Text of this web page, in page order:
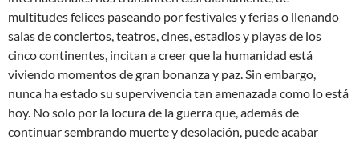
multitudes felices paseando por festivales y ferias o llenando
salas de conciertos, teatros, cines, estadios y playas de los
cinco continentes, incitan a creer que la humanidad está
viviendo momentos de gran bonanza y paz. Sin embargo,
nunca ha estado su supervivencia tan amenazada como lo está
hoy. No solo por la locura de la guerra que, además de
continuar sembrando muerte y desolación, puede acabar